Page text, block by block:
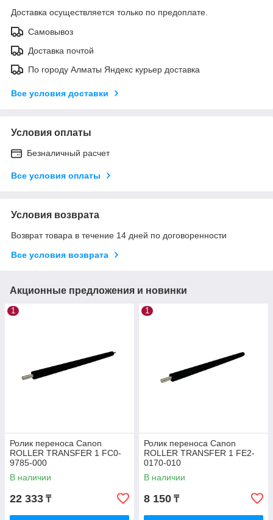
Доставка осуществляется только по предоплате.
Самовывоз
Доставка почтой
По городу Алматы Яндекс курьер доставка
Все условия доставки
Условия оплаты
Безналичный расчет
Все условия оплаты
Условия возврата
Возврат товара в течение 14 дней по договоренности
Все условия возврата
Акционные предложения и новинки
1
Ролик переноса Canon
ROLLER TRANSFER 1 FC0-
9785-000
В наличии
22 333 ₸
1
Ролик переноса Canon
ROLLER TRANSFER 1 FE2-
0170-010
В наличии
8 150 ₸